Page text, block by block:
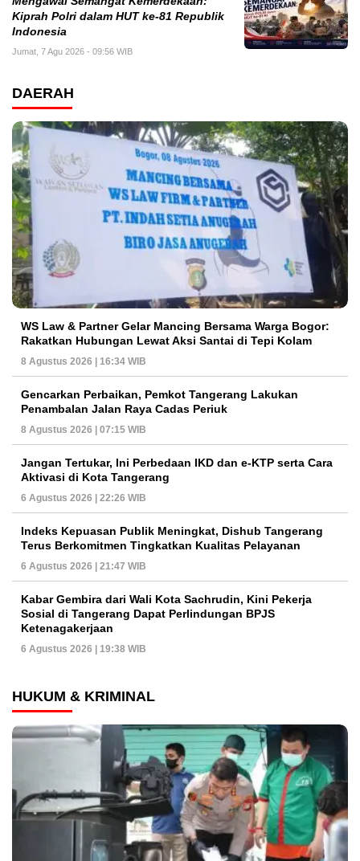
Kiprah Polri dalam HUT ke-81 Republik
Indonesia
Jumat, 7 Agu 2026 - 09:56 WIB
DAERAH
WS Law & Partner Gelar Mancing Bersama Warga Bogor:
Rakatkan Hubungan Lewat Aksi Santai di Tepi Kolam
8 Agustus 2026 | 16:34 WIB
Gencarkan Perbaikan, Pemkot Tangerang Lakukan
Penambalan Jalan Raya Cadas Periuk
8 Agustus 2026 | 07:15 WIB
Jangan Tertukar, Ini Perbedaan IKD dan e-KTP serta Cara
Aktivasi di Kota Tangerang
6 Agustus 2026 | 22:26 WIB
Indeks Kepuasan Publik Meningkat, Dishub Tangerang
Terus Berkomitmen Tingkatkan Kualitas Pelayanan
6 Agustus 2026 | 21:47 WIB
Kabar Gembira dari Wali Kota Sachrudin, Kini Pekerja
Sosial di Tangerang Dapat Perlindungan BPJS
Ketenagakerjaan
6 Agustus 2026 | 19:38 WIB
HUKUM & KRIMINAL